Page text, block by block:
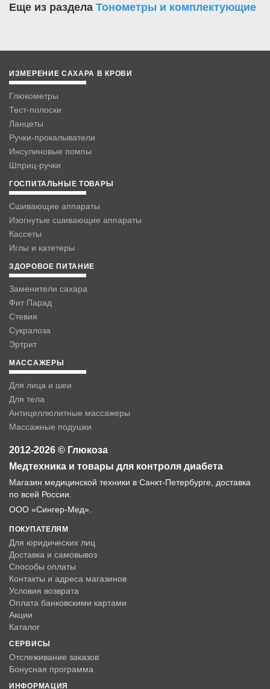
Еще из раздела Тонометры и комплектующие
ИЗМЕРЕНИЕ САХАРА В КРОВИ
Глюкометры
Тест-полоски
Ланцеты
Ручки-прокалыватели
Инсулиновые помпы
Шприц-ручки
ГОСПИТАЛЬНЫЕ ТОВАРЫ
Сшивающие аппараты
Изогнутые сшивающие аппараты
Кассеты
Иглы и катетеры
ЗДОРОВОЕ ПИТАНИЕ
Заменители сахара
Фит Парад
Стевия
Сукралоза
Эртрит
МАССАЖЕРЫ
Для лица и шеи
Для тела
Антицеллюлитные массажеры
Массажные подушки
2012-2026 © Глюкоза
Медтехника и товары для контроля диабета
Магазин медицинской техники в Санкт-Петербурге, доставка
по всей России.
ООО «Сингер-Мед».
ПОКУПАТЕЛЯМ
Для юридических лиц
Доставка и самовывоз
Способы оплаты
Контакты и адреса магазинов
Условия возврата
Оплата банковскими картами
Акции
Каталог
СЕРВИСЫ
Отслеживание заказов
Бонусная программа
ИНФОРМАЦИЯ